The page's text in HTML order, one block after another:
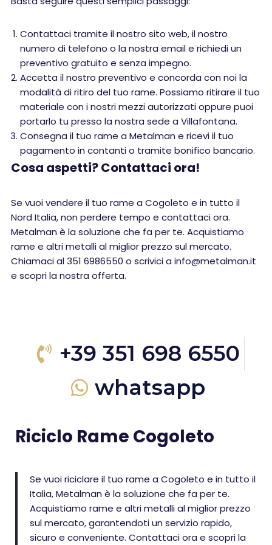
Contattaci tramite il nostro sito web, il nostro
numero di telefono o la nostra email e richiedi un
preventivo gratuito e senza impegno.
Accetta il nostro preventivo e concorda con noi la
modalità di ritiro del tuo rame. Possiamo ritirare il tuo
materiale con i nostri mezzi autorizzati oppure puoi
portarlo tu presso la nostra sede a Villafontana.
Consegna il tuo rame a Metalman e ricevi il tuo
pagamento in contanti o tramite bonifico bancario.
Cosa aspetti? Contattaci ora!
Se vuoi vendere il tuo rame a Cogoleto e in tutto il
Nord Italia, non perdere tempo e contattaci ora.
Metalman è la soluzione che fa per te. Acquistiamo
rame e altri metalli al miglior prezzo sul mercato.
Chiamaci al 351 6986550 o scrivici a info@metalman.it
e scopri la nostra offerta.
+39 351 698 6550
whatsapp
Riciclo Rame Cogoleto
Se vuoi riciclare il tuo rame a Cogoleto e in tutto il
Italia, Metalman è la soluzione che fa per te.
Acquistiamo rame e altri metalli al miglior prezzo
sul mercato, garantendoti un servizio rapido,
sicuro e conveniente. Contattaci ora e scopri la